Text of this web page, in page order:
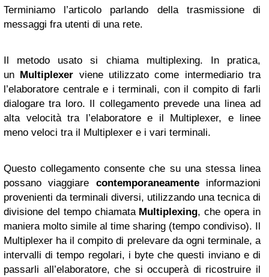
Terminiamo l’articolo parlando della trasmissione di
messaggi fra utenti di una rete.
Il metodo usato si chiama multiplexing. In pratica,
un
Multiplexer viene utilizzato come intermediario tra
l’elaboratore centrale e i terminali, con il compito di farli
dialogare tra loro. Il collegamento prevede una linea ad
alta velocità tra l’elaboratore e il Multiplexer, e linee
meno veloci tra il Multiplexer e i vari terminali.
Questo collegamento consente che su una stessa linea
possano viaggiare contemporaneamenteinformazioni
provenienti da terminali diversi, utilizzando una tecnica di
divisione del tempo chiamata Multiplexing, che opera in
maniera molto simile al time sharing (tempo condiviso). Il
Multiplexer ha il compito di prelevare da ogni terminale, a
intervalli di tempo regolari, i byte che questi inviano e di
passarli all’elaboratore, che si occuperà di ricostruire il